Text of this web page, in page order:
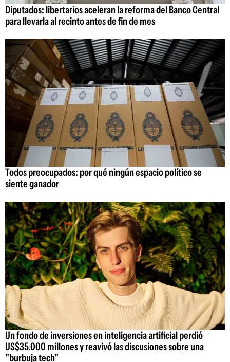
Diputados: libertarios aceleran la reforma del Banco Central
para llevarla al recinto antes de fin de mes
Todos preocupados: por qué ningún espacio político se
siente ganador
Un fondo de inversiones en inteligencia artificial perdió
US$35.000 millones y reavivó las discusiones sobre una
"burbuja tech"